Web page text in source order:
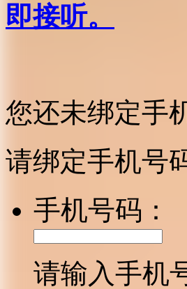
即接听。
您还未绑定手
请绑定手机号
手机号码：
请输入手机